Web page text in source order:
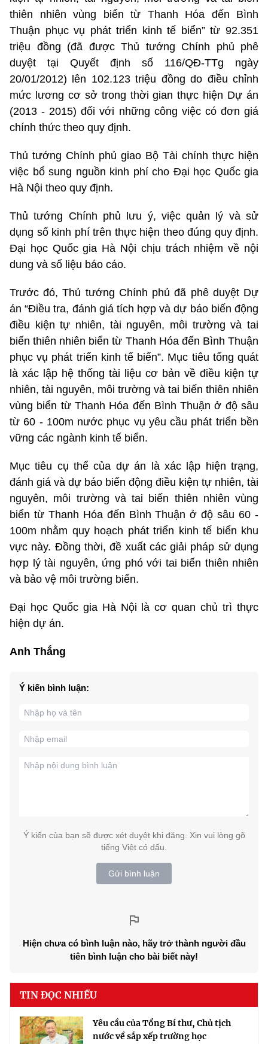
thiên nhiên vùng biển từ Thanh Hóa đến Bình
Thuận phục vụ phát triển kinh tế biển” từ 92.351
triệu đồng (đã được Thủ tướng Chính phủ phê
duyệt tại Quyết định số 116/QĐ-TTg ngày
20/01/2012) lên 102.123 triệu đồng do điều chỉnh
mức lương cơ sở trong thời gian thực hiện Dự án
(2013 - 2015) đối với những công việc có đơn giá
chính thức theo quy định.
Thủ tướng Chính phủ giao Bộ Tài chính thực hiện
việc bổ sung nguồn kinh phí cho Đại học Quốc gia
Hà Nội theo quy định.
Thủ tướng Chính phủ lưu ý, việc quản lý và sử
dụng số kinh phí trên thực hiện theo đúng quy định.
Đại học Quốc gia Hà Nội chịu trách nhiệm về nội
dung và số liệu báo cáo.
Trước đó, Thủ tướng Chính phủ đã phê duyệt Dự
án “Điều tra, đánh giá tích hợp và dự báo biến động
điều kiện tự nhiên, tài nguyên, môi trường và tai
biến thiên nhiên biển từ Thanh Hóa đến Bình Thuận
phục vụ phát triển kinh tế biển”. Mục tiêu tổng quát
là xác lập hệ thống tài liệu cơ bản về điều kiện tự
nhiên, tài nguyên, môi trường và tai biến thiên nhiên
vùng biển từ Thanh Hóa đến Bình Thuận ở độ sâu
từ 60 - 100m nước phục vụ yêu cầu phát triển bền
vững các ngành kinh tế biển.
Mục tiêu cụ thể của dự án là xác lập hiện trạng,
đánh giá và dự báo biến động điều kiện tự nhiên, tài
nguyên, môi trường và tai biến thiên nhiên vùng
biển từ Thanh Hóa đến Bình Thuận ở độ sâu 60 -
100m nhằm quy hoạch phát triển kinh tế biển khu
vực này. Đồng thời, đề xuất các giải pháp sử dụng
hợp lý tài nguyên, ứng phó với tai biến thiên nhiên
và bảo vệ môi trường biển.
Đại học Quốc gia Hà Nội là cơ quan chủ trì thực
hiện dự án.
Anh Thắng
Ý kiến bình luận:
Ý kiến của bạn sẽ được xét duyệt khi đăng. Xin vui lòng gõ
tiếng Việt có dấu.
Gửi bình luận
Hiện chưa có bình luận nào, hãy trở thành người đầu
tiên bình luận cho bài biết này!
TIN ĐỌC NHIỀU
Yêu cầu của Tổng Bí thư, Chủ tịch
nước về sắp xếp trường học